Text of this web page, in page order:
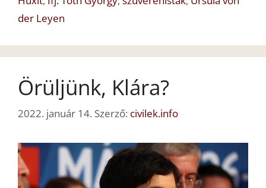
der Leyen
Örüljünk, Klára?
2022. január 14. Szerző: civilek.info